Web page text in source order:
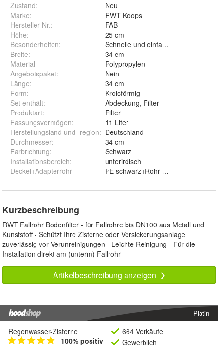
Zustand:
Neu
Marke:
RWT Koops
Hersteller Nr.:
FAB
Höhe:
25 cm
Besonderheiten:
Schnelle und einfache Installation
Breite:
34 cm
Material:
Polypropylen
Angebotspaket:
Nein
Länge:
34 cm
Form:
Kreisförmig
Set enthält:
Abdeckung, Filter
Produktart:
Filter
Fassungsvermögen:
11 Liter
Herstellungsland und -region: Deutschland
Durchmesser:
34 cm
Farbrichtung:
Schwarz
Installationsbereich:
unterirdisch
Deckel+Adapterrohr:
Kurzbeschreibung
RWT Fallrohr Bodenfilter - für Fallrohre bis DN100 aus Metall und
Kunststoff - Schützt Ihre Zisterne oder Versickerungsanlage
zuverlässig vor Verunreinigungen - Leichte Reinigung - Für die
Installation direkt am (unterm) Fallrohr
Artikelbeschreibung anzeigen
Platin
Regenwasser-Zisterne
100% positiv
664 Verkäufe
Gewerblich